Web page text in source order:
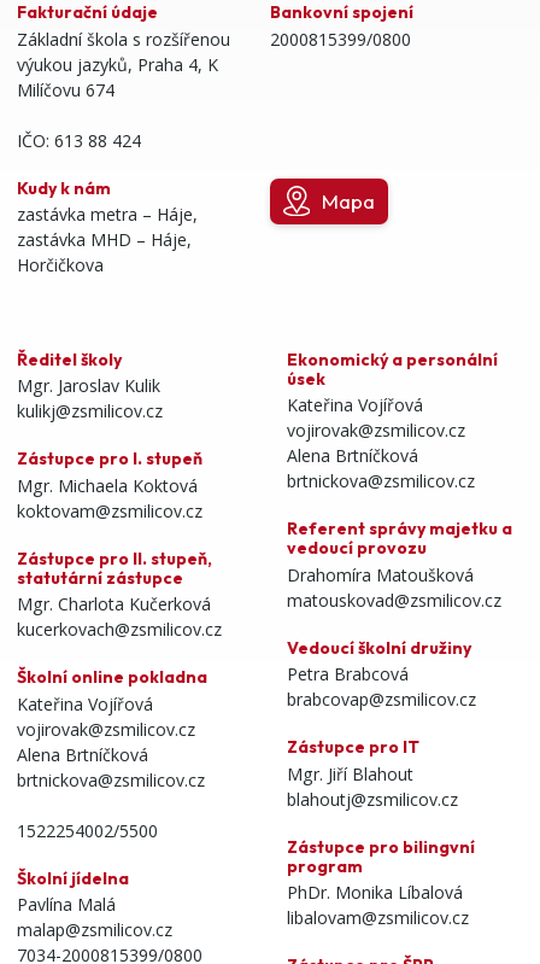
Fakturační údaje
Základní škola s rozšířenou
výukou jazyků, Praha 4, K
Milíčovu 674
IČO: 613 88 424
Bankovní spojení
2000815399/0800
Kudy k nám
zastávka metra – Háje,
zastávka MHD – Háje,
Horčičkova
Mapa
Ředitel školy
Mgr. Jaroslav Kulik
kulikj@zsmilicov.cz
Zástupce pro I. stupeň
Mgr. Michaela Koktová
koktovam@zsmilicov.cz
Zástupce pro II. stupeň,
statutární zástupce
Mgr. Charlota Kučerková
kucerkovach@zsmilicov.cz
Školní online pokladna
Kateřina Vojířová
vojirovak@zsmilicov.cz
Alena Brtníčková
brtnickova@zsmilicov.cz
1522254002/5500
Školní jídelna
Pavlína Malá
malap@zsmilicov.cz
7034-2000815399/0800
Ekonomický a personální
úsek
Kateřina Vojířová
vojirovak@zsmilicov.cz
Alena Brtníčková
brtnickova@zsmilicov.cz
Referent správy majetku a
vedoucí provozu
Drahomíra Matoušková
matouskovad@zsmilicov.cz
Vedoucí školní družiny
Petra Brabcová
brabcovap@zsmilicov.cz
Zástupce pro IT
Mgr. Jiří Blahout
blahoutj@zsmilicov.cz
Zástupce pro bilingvní
program
PhDr. Monika Líbalová
libalovam@zsmilicov.cz